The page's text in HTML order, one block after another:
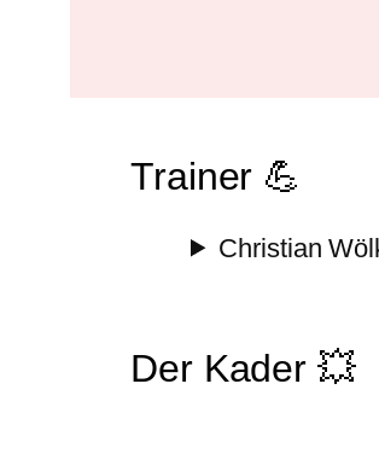
Trainer 💪
Christian
Der Kader 💥